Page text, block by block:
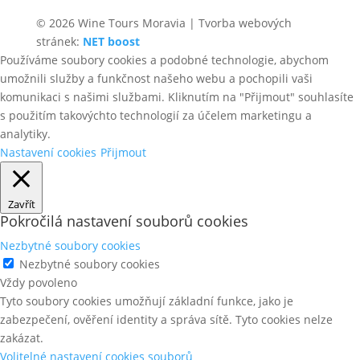
© 2026 Wine Tours Moravia | Tvorba webových
stránek: NET boost
Používáme soubory cookies a podobné technologie, abychom
umožnili služby a funkčnost našeho webu a pochopili vaši
komunikaci s našimi službami. Kliknutím na "Přijmout" souhlasíte
s použitím takovýchto technologií za účelem marketingu a
analytiky.
Nastavení cookies Přijmout
Zavřít
Pokročilá nastavení souborů cookies
Nezbytné soubory cookies
Nezbytné soubory cookies
Vždy povoleno
Tyto soubory cookies umožňují základní funkce, jako je
zabezpečení, ověření identity a správa sítě. Tyto cookies nelze
zakázat.
Volitelné nastavení cookies souborů